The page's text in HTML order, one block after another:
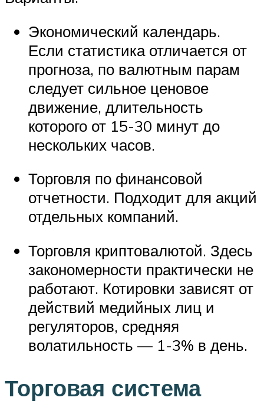
Экономический календарь.
Если статистика отличается от
прогноза, по валютным парам
следует сильное ценовое
движение, длительность
которого от 15-30 минут до
нескольких часов.
Торговля по финансовой
отчетности. Подходит для акций
отдельных компаний.
Торговля криптовалютой. Здесь
закономерности практически не
работают. Котировки зависят от
действий медийных лиц и
регуляторов, средняя
волатильность — 1-3% в день.
Торговая система